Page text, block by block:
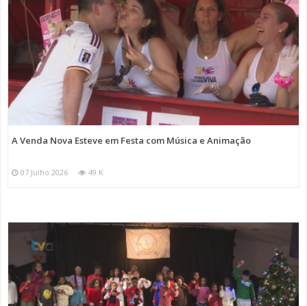
A Venda Nova Esteve em Festa com Música e Animação
07 Julho 2026 49 K